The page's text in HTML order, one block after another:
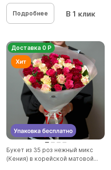
Подробнее В 1 клик
Доставка 0 Р
Букет из 35 роз нежный микс
(Кения) в корейской матовой...